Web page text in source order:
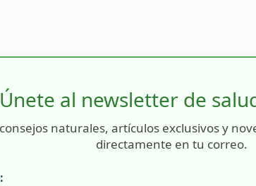
al newsletter de
naturales, artículos exclusivos y
directamente en tu correo.